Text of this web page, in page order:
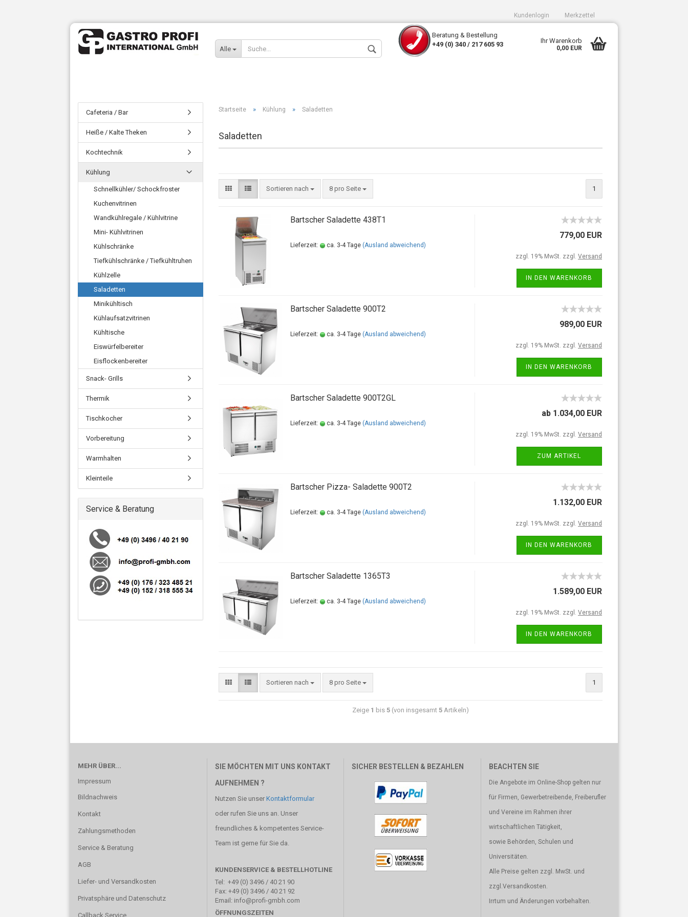
Kundenlogin Merkzettel
Alle
Beratung & Bestellung
+49 (0) 340 / 217 605 93
Ihr Warenkorb
0,00 EUR
Startseite » Kühlung » Saladetten
Saladetten
Sortieren nach 8 pro Seite 1
Bartscher Saladette 438T1
Lieferzeit: ca. 3-4 Tage (Ausland abweichend)
779,00 EUR
zzgl. 19% MwSt. zzgl. Versand
IN DEN WARENKORB
Bartscher Saladette 900T2
Lieferzeit: ca. 3-4 Tage (Ausland abweichend)
989,00 EUR
zzgl. 19% MwSt. zzgl. Versand
IN DEN WARENKORB
Bartscher Saladette 900T2GL
Lieferzeit: ca. 3-4 Tage (Ausland abweichend)
ab 1.034,00 EUR
zzgl. 19% MwSt. zzgl. Versand
ZUM ARTIKEL
Bartscher Pizza- Saladette 900T2
Lieferzeit: ca. 3-4 Tage (Ausland abweichend)
1.132,00 EUR
zzgl. 19% MwSt. zzgl. Versand
IN DEN WARENKORB
Bartscher Saladette 1365T3
Lieferzeit: ca. 3-4 Tage (Ausland abweichend)
1.589,00 EUR
zzgl. 19% MwSt. zzgl. Versand
IN DEN WARENKORB
Sortieren nach 8 pro Seite 1
Zeige 1 bis 5 (von insgesamt 5 Artikeln)
Cafeteria / Bar
Heiße / Kalte Theken
Kochtechnik
Kühlung
Schnellkühler/ Schockfroster
Kuchenvitrinen
Wandkühlregale / Kühlvitrine
Mini- Kühlvitrinen
Kühlschränke
Tiefkühlschränke / Tiefkühltruhen
Kühlzelle
Saladetten
Minikühltisch
Kühlaufsatzvitrinen
Kühltische
Eiswürfelbereiter
Eisflockenbereiter
Snack- Grills
Thermik
Tischkocher
Vorbereitung
Warmhalten
Kleinteile
Service & Beratung
MEHR ÜBER...
Impressum
Bildnachweis
Kontakt
Zahlungsmethoden
Service & Beratung
AGB
Liefer- und Versandkosten
Privatsphäre und Datenschutz
Callback Service
SIE MÖCHTEN MIT UNS KONTAKT
AUFNEHMEN ?
Nutzen Sie unser Kontaktformular
oder rufen Sie uns an. Unser
freundliches & kompetentes Service-
Team ist gerne für Sie da.
KUNDENSERVICE & BESTELLHOTLINE
Tel: +49 (0) 3496 / 40 21 90
Fax: +49 (0) 3496 / 40 21 92
Email: info@profi-gmbh.com
ÖFFNUNGSZEITEN
SICHER BESTELLEN & BEZAHLEN BEACHTEN SIE
Die Angebote im Online-Shop gelten nur
für Firmen, Gewerbetreibende, Freiberufler
und Vereine im Rahmen ihrer
wirtschaftlichen Tätigkeit,
sowie Behörden, Schulen und
Universitäten.
Alle Preise gelten zzgl. MwSt. und
zzgl.Versandkosten.
Irrtum und Änderungen vorbehalten.